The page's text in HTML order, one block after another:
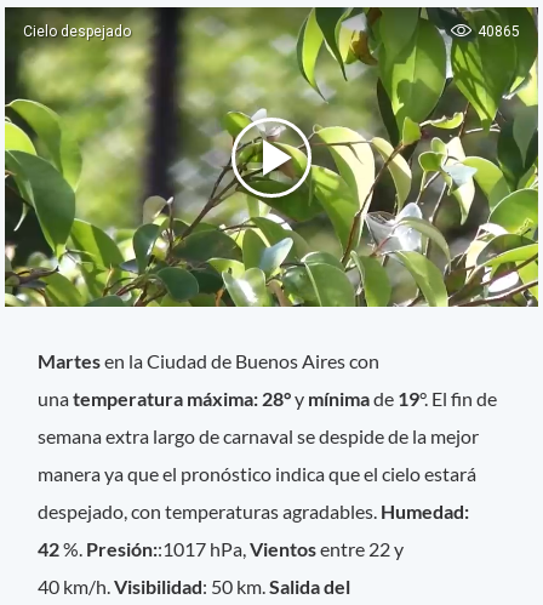
Martesen la Ciudad de Buenos Aires con
unatemperatura máxima: 28°y mínimade 19°. El fin de
semana extra largo de carnaval se despide de la mejor
manera ya que el pronóstico indica que el cielo estará
despejado, con temperaturas agradables. Humedad:
42%. Presión::1017 hPa,Vientosentre 22 y
40 km/h.Visibilidad: 50 km.Salida del